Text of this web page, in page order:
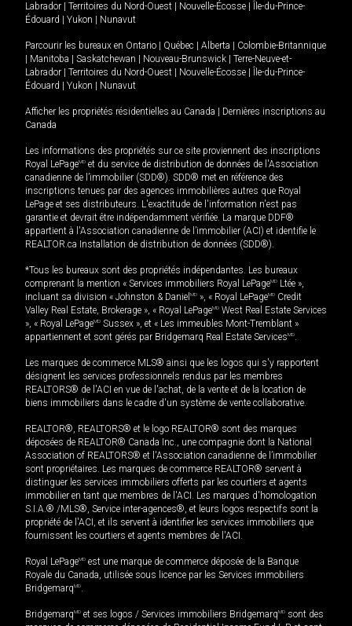
Labrador
Territoires du Nord-Ouest Nouvelle-Écosse
Île-du-Prince-
Édouard
Yukon Nunavut
Parcourir les bureaux en Ontario Québec Alberta
Colombie-Britannique
Manitoba Saskatchewan Nouveau-Brunswick
Terre-Neuve-et-
Labrador
Territoires du Nord-Ouest Nouvelle-Écosse
Île-du-Prince-
Édouard
Yukon Nunavut
Afficher les propriétés résidentielles au Canada
Dernières inscriptions au
Canada
Les informations des propriétés sur ce site proviennent des inscriptions
Royal LePageMD et du service de distribution de données de l'Association
canadienne de l’immobilier (SDD®). SDD® met en référence des
inscriptions tenues par des agences immobilières autres que Royal
LePage et ses distributeurs. L'exactitude de l'information n'est pas
garantie et devrait être indépendamment vérifiée. La marque DDF®
appartient à l'Association canadienne de l’immobilier (ACI) et identifie le
REALTOR.ca Installation de distribution de données (SDD®).
*Tous les bureaux sont des propriétés indépendantes. Les bureaux
comprenant la mention « Services immobiliers Royal LePageMD Ltée »,
incluant sa division « Johnston & Daniel MD », « Royal LePageMD Credit
Valley Real Estate, Brokerage », « Royal LePageMD West Real Estate Services
», « Royal LePageMD Sussex », et « Les immeubles Mont-Tremblant »
appartiennent et sont gérés par Bridgemarq Real Estate ServicesMD.
Les marques de commerce MLS® ainsi que les logos qui s'y rapportent
désignent les services professionnels rendus par les membres
REALTORS® de l'ACI en vue de l'achat, de la vente et de la location de
biens immobiliers dans le cadre d'un système de vente collaborative.
REALTOR®, REALTORS® et le logo REALTOR® sont des marques
déposées de REALTOR® Canada Inc., une compagnie dont la National
Association of REALTORS® et l'Association canadienne de l’immobilier
sont propriétaires. Les marques de commerce REALTOR® servent à
distinguer les services immobiliers offerts par les courtiers et agents
immobilier en tant que membres de l'ACI. Les marques d'homologation
S.I.A.® /MLS®, Service inter-agences®, et leurs logos respectifs sont la
propriété de l'ACI, et ils servent à identifier les services immobiliers que
fournissent les courtiers et agents membres de l'ACI.
Royal LePageMD est une marque de commerce déposée de la Banque
Royale du Canada, utilisée sous licence par les Services immobiliers
BridgemarqMD.
BridgemarqMD et ses logos / Services immobiliers BridgemarqMD sont des